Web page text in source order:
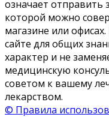
означает отправить
которой можно
магазине или
сайте для общих
характер и не
медицинскую
советом к вашему
лекарством.
© Правила